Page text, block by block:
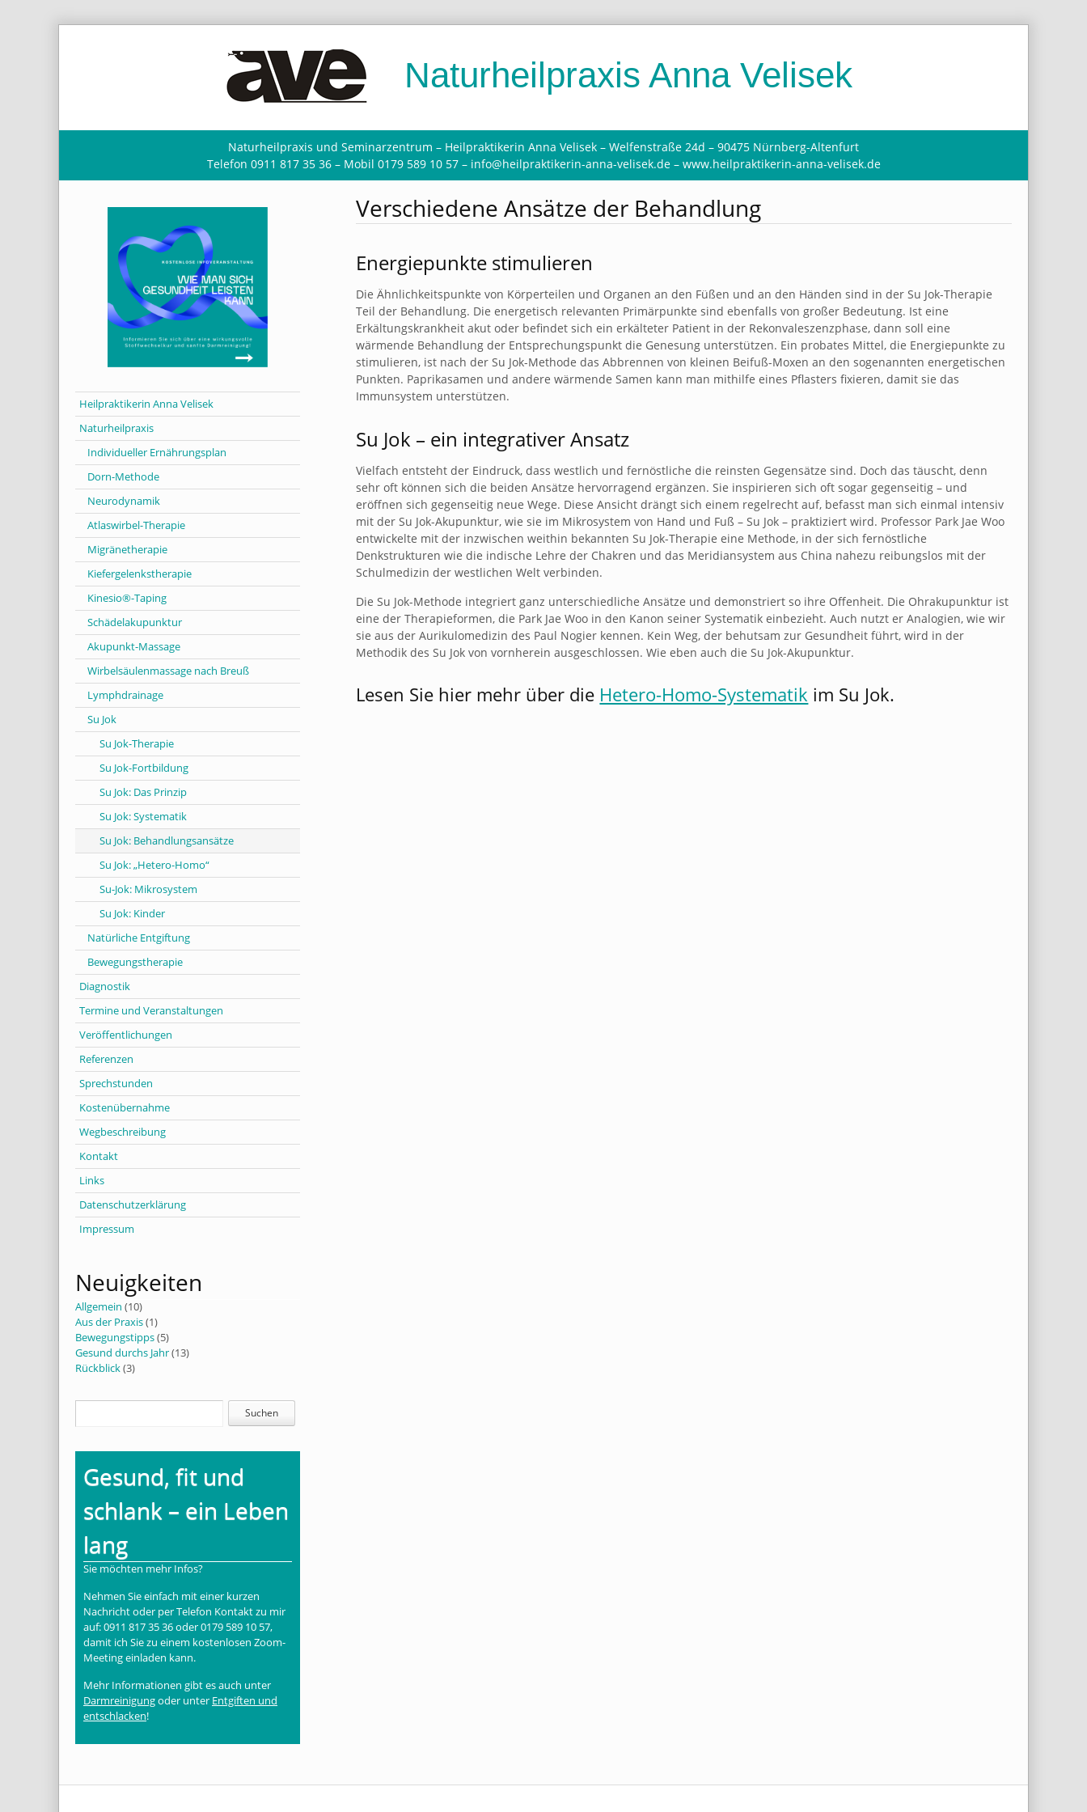
Naturheilpraxis Anna Velisek
Naturheilpraxis und Seminarzentrum – Heilpraktikerin Anna Velisek – Welfenstraße 24d – 90475 Nürnberg-Altenfurt
Telefon 0911 817 35 36 – Mobil 0179 589 10 57 – info@heilpraktikerin-anna-velisek.de – www.heilpraktikerin-anna-velisek.de
Verschiedene Ansätze der Behandlung
Energiepunkte stimulieren
Die Ähnlichkeitspunkte von Körperteilen und Organen an den Füßen und an den Händen sind in der Su Jok-Therapie
Teil der Behandlung. Die energetisch relevanten Primärpunkte sind ebenfalls von großer Bedeutung. Ist eine
Erkältungskrankheit akut oder befindet sich ein erkälteter Patient in der Rekonvaleszenzphase, dann soll eine
wärmende Behandlung der Entsprechungspunkt die Genesung unterstützen. Ein probates Mittel, die Energiepunkte zu
stimulieren, ist nach der Su Jok-Methode das Abbrennen von kleinen Beifuß-Moxen an den sogenannten energetischen
Punkten. Paprikasamen und andere wärmende Samen kann man mithilfe eines Pflasters fixieren, damit sie das
Immunsystem unterstützen.
Su Jok – ein integrativer Ansatz
Vielfach entsteht der Eindruck, dass westlich und fernöstliche die reinsten Gegensätze sind. Doch das täuscht, denn
sehr oft können sich die beiden Ansätze hervorragend ergänzen. Sie inspirieren sich oft sogar gegenseitig – und
eröffnen sich gegenseitig neue Wege. Diese Ansicht drängt sich einem regelrecht auf, befasst man sich einmal intensiv
mit der Su Jok-Akupunktur, wie sie im Mikrosystem von Hand und Fuß – Su Jok – praktiziert wird. Professor Park Jae Woo
entwickelte mit der inzwischen weithin bekannten Su Jok-Therapie eine Methode, in der sich fernöstliche
Denkstrukturen wie die indische Lehre der Chakren und das Meridiansystem aus China nahezu reibungslos mit der
Schulmedizin der westlichen Welt verbinden.
Die Su Jok-Methode integriert ganz unterschiedliche Ansätze und demonstriert so ihre Offenheit. Die Ohrakupunktur ist
eine der Therapieformen, die Park Jae Woo in den Kanon seiner Systematik einbezieht. Auch nutzt er Analogien, wie wir
sie aus der Aurikulomedizin des Paul Nogier kennen. Kein Weg, der behutsam zur Gesundheit führt, wird in der
Methodik des Su Jok von vornherein ausgeschlossen. Wie eben auch die Su Jok-Akupunktur.
Lesen Sie hier mehr über die Hetero-Homo-Systematik im Su Jok.
Heilpraktikerin Anna Velisek
Naturheilpraxis
Individueller Ernährungsplan
Dorn-Methode
Neurodynamik
Atlaswirbel-Therapie
Migränetherapie
Kiefergelenkstherapie
Kinesio®-Taping
Schädelakupunktur
Akupunkt-Massage
Wirbelsäulenmassage nach Breuß
Lymphdrainage
Su Jok
Su Jok-Therapie
Su Jok-Fortbildung
Su Jok: Das Prinzip
Su Jok: Systematik
Su Jok: Behandlungsansätze
Su Jok: „Hetero-Homo“
Su-Jok: Mikrosystem
Su Jok: Kinder
Natürliche Entgiftung
Bewegungstherapie
Diagnostik
Termine und Veranstaltungen
Veröffentlichungen
Referenzen
Sprechstunden
Kostenübernahme
Wegbeschreibung
Kontakt
Links
Datenschutzerklärung
Impressum
Neuigkeiten
Allgemein (10)
Aus der Praxis(1)
Bewegungstipps(5)
Gesund durchs Jahr(13)
Rückblick(3)
Gesund, fit und
schlank – ein Leben
lang
Sie möchten mehr Infos?
Nehmen Sie einfach mit einer kurzen
Nachricht oder per Telefon Kontakt zu mir
auf: 0911 817 35 36 oder 0179 589 10 57,
damit ich Sie zu einem kostenlosen Zoom-
Meeting einladen kann.
Mehr Informationen gibt es auch unter
Darmreinigungoder unter Entgiften und
entschlacken!